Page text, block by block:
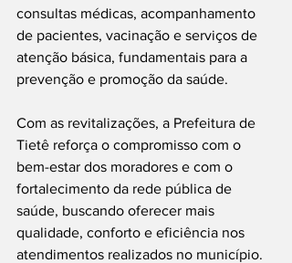
consultas médicas, acompanhamento
de pacientes, vacinação e serviços de
atenção básica, fundamentais para a
prevenção e promoção da saúde.
Com as revitalizações, a Prefeitura de
Tietê reforça o compromisso com o
bem-estar dos moradores e com o
fortalecimento da rede pública de
saúde, buscando oferecer mais
qualidade, conforto e eficiência nos
atendimentos realizados no município.